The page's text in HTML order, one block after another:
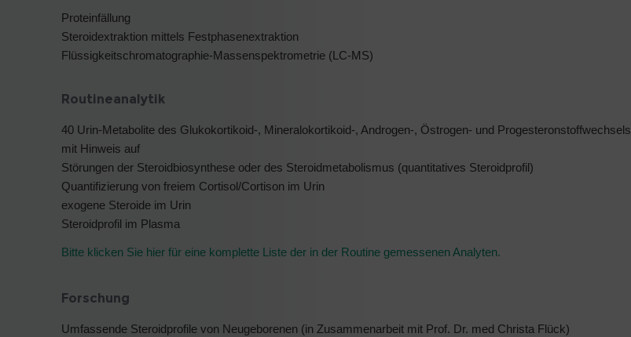
Proteinfällung
Steroidextraktion mittels Festphasenextraktion
Flüssigkeitschromatographie-Massenspektrometrie (LC-MS)
Routineanalytik
40 Urin-Metabolite des Glukokortikoid-, Mineralokortikoid-, Androgen-, Östrogen- und Progesteronstoffwechsels
mit Hinweis auf
Störungen der Steroidbiosynthese oder des Steroidmetabolismus (quantitatives Steroidprofil)
Quantifizierung von freiem Cortisol/Cortison im Urin
exogene Steroide im Urin
Steroidprofil im Plasma
Bitte klicken Sie hier für eine komplette Liste der in der Routine gemessenen Analyten.
Forschung
Umfassende Steroidprofile von Neugeborenen (in Zusammenarbeit mit Prof. Dr. med Christa Flück)